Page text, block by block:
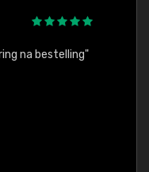
na bestelling"